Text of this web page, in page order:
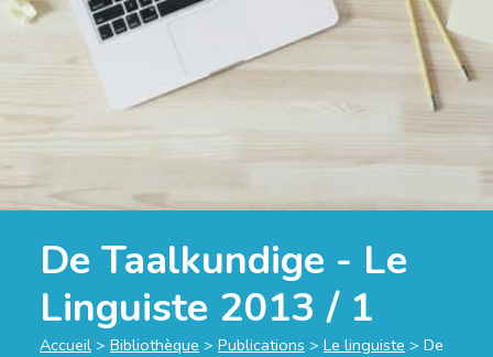
De Taalkundige - Le
Linguiste 2013 / 1
Accueil > Bibliothèque > Publications > Le linguiste > De